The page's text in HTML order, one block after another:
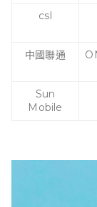
csl
中國聯通
Sun
Mobile